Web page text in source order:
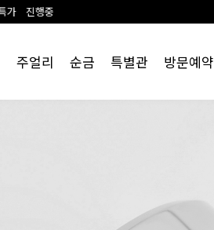
주얼리 순금 특별관 방문예약